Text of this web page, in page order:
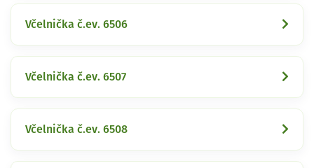
Včelnička č.ev. 6506
Včelnička č.ev. 6507
Včelnička č.ev. 6508